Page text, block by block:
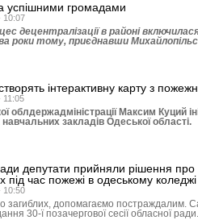
успішними громадами
10:07
децентралізації в районі
роки тому, приєднавши
інтерактивну карту з
11:05
облдержадміністрації Максим Куций
закладів Одеської області.
депутати прийняли рішення про
під час пожежі в одеському коледжі
10:50
загиблих, допомагаємо постраждалим.
30-ї позачергової сесії обласної ради.